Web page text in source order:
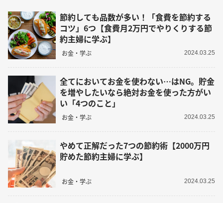
節約しても品数が多い！「食費を節約する
コツ」6つ【食費月2万円でやりくりする節
約主婦に学ぶ】
お金・学ぶ 2024.03.25
全てにおいてお金を使わない…はNG。貯金
を増やしたいなら絶対お金を使った方がい
い「4つのこと」
お金・学ぶ 2024.03.25
やめて正解だった7つの節約術【2000万円
貯めた節約主婦に学ぶ】
お金・学ぶ 2024.03.25